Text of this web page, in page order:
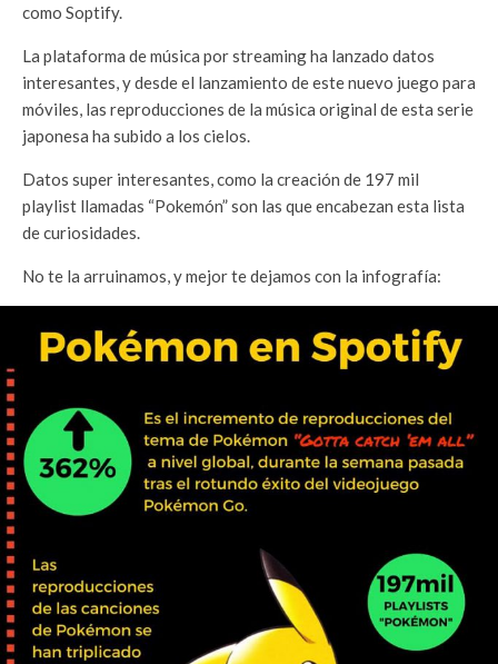
como Soptify.
La plataforma de música por streaming ha lanzado datos
interesantes, y desde el lanzamiento de este nuevo juego para
móviles, las reproducciones de la música original de esta serie
japonesa ha subido a los cielos.
Datos super interesantes, como la creación de 197 mil
playlist llamadas “Pokemón” son las que encabezan esta lista
de curiosidades.
No te la arruinamos, y mejor te dejamos con la infografía: